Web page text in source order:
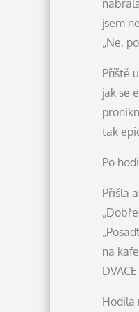
jsem
„Ne,
Příště
jak se
tak
Po
Přišla
na
Hodila